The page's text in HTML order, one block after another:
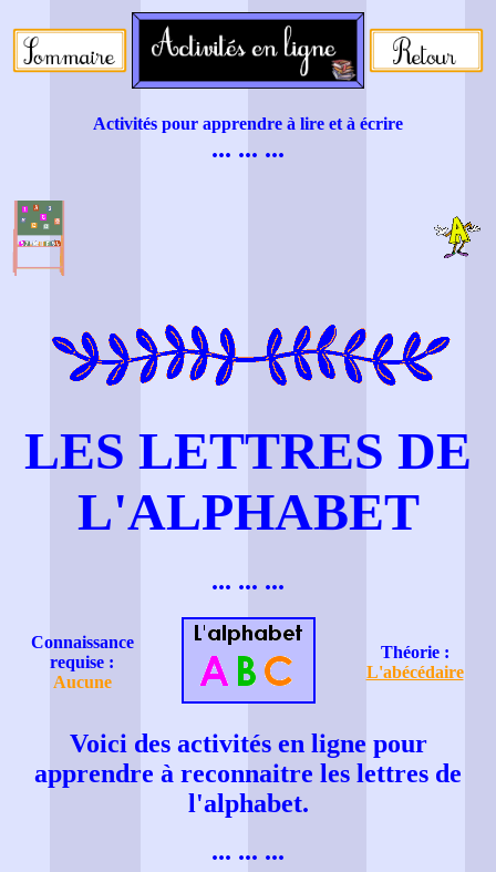
Activités pour apprendre à lire et à écrire
... ... ...
LES LETTRES DE
L'ALPHABET
... ... ...
Connaissance
requise :
Aucune
Théorie :
L'abécédaire
Voici des activités en ligne pour
apprendre à reconnaitre les lettres de
l'alphabet.
... ... ...